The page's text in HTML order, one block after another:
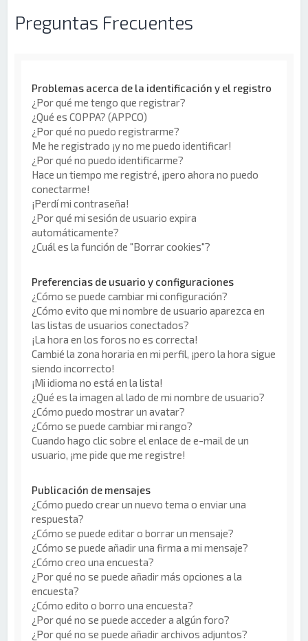
Preguntas Frecuentes
Problemas acerca de la identificación y el registro
¿Por qué me tengo que registrar?
¿Qué es COPPA? (APPCO)
¿Por qué no puedo registrarme?
Me he registrado ¡y no me puedo identificar!
¿Por qué no puedo identificarme?
Hace un tiempo me registré, ¡pero ahora no puedo
conectarme!
¡Perdí mi contraseña!
¿Por qué mi sesión de usuario expira
automáticamente?
¿Cuál es la función de "Borrar cookies"?
Preferencias de usuario y configuraciones
¿Cómo se puede cambiar mi configuración?
¿Cómo evito que mi nombre de usuario aparezca en
las listas de usuarios conectados?
¡La hora en los foros no es correcta!
Cambié la zona horaria en mi perfil, ¡pero la hora sigue
siendo incorrecto!
¡Mi idioma no está en la lista!
¿Qué es la imagen al lado de mi nombre de usuario?
¿Cómo puedo mostrar un avatar?
¿Cómo se puede cambiar mi rango?
Cuando hago clic sobre el enlace de e-mail de un
usuario, ¡me pide que me registre!
Publicación de mensajes
¿Cómo puedo crear un nuevo tema o enviar una
respuesta?
¿Cómo se puede editar o borrar un mensaje?
¿Cómo se puede añadir una firma a mi mensaje?
¿Cómo creo una encuesta?
¿Por qué no se puede añadir más opciones a la
encuesta?
¿Cómo edito o borro una encuesta?
¿Por qué no se puede acceder a algún foro?
¿Por qué no se puede añadir archivos adjuntos?